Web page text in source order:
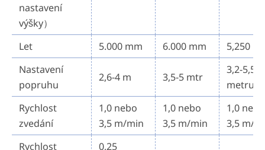
nastavení
výšky）
Let 5.000 mm 6.000 mm
5,250
Nastavení
popruhu
2,6-4 m 3,5-5 mtr
3,2-5,5
metru
Rychlost
zvedání
1,0 nebo
3,5 m/min
1,0 nebo
3,5 m/min
1,0 nebo
3,5 m/
Rychlost
0,25